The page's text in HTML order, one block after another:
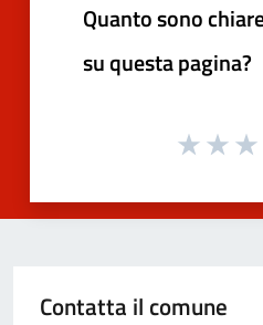
Quanto sono
su questa pagina?
Contatta il comune